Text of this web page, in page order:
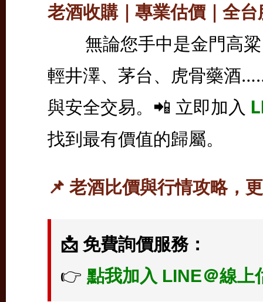
老酒收購｜專業估價｜全台
無論您手中是金門高粱
輕井澤、茅台、虎骨藥酒
與安全交易。 📲 立即加入
找到最有價值的歸屬。
📌 老酒比價與行情攻略，
📩 免費詢價服務：
👉 點我加入 LINE＠線上